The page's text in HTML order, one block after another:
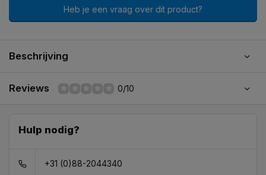
Heb je een vraag over dit product?
Beschrijving
Reviews 0/10
Hulp nodig?
+31 (0)88-2044340